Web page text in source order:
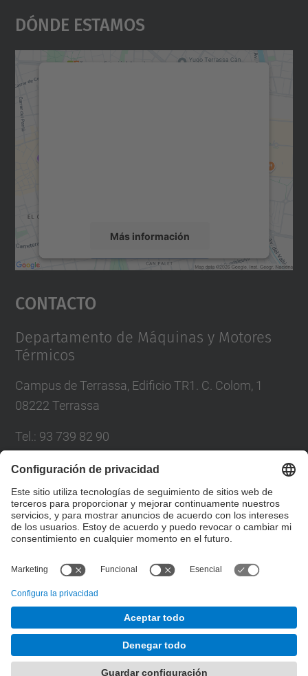
Dónde Estamos
Más información
Aceptar
powered by
Contacto
Departamento de Máquinas y Motores
Térmicos
Campus de Terrassa, Edificio TR1. C. Colom, 1
08222 Terrassa
Tel. : 93 739 82 90
Correo:asdi.utgct@upc.edu
Directorio UPC
Formulario de contacto
© UPCDepartamento de Máquinas y Motores Térmicos.
Desarrollado con